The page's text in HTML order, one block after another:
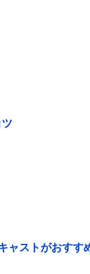
ャストがおすす